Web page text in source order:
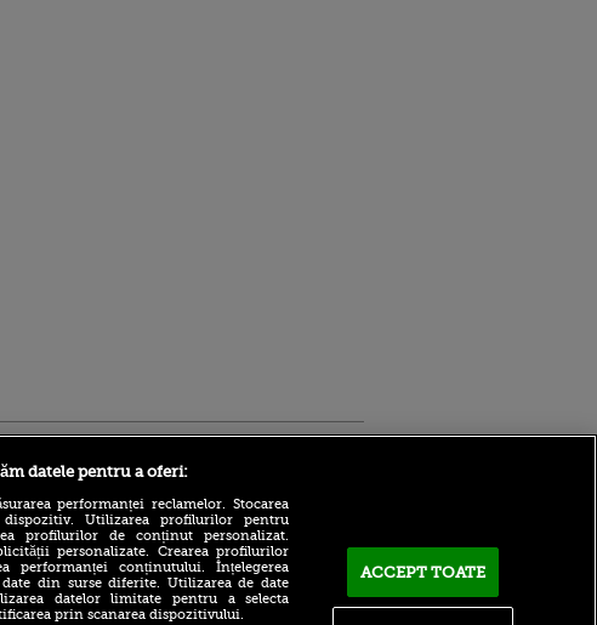
Ajax Amsterdam -
datele pentru a oferi:
performanței reclamelor. Stocarea
Utilizarea profilurilor pentru
profilurilor de conținut personalizat.
personalizate. Crearea profilurilor
performanței conținutului. Înțelegerea
din surse diferite. Utilizarea de date
datelor limitate pentru a selecta
prin scanarea dispozitivului.
ACCEPT TOATE